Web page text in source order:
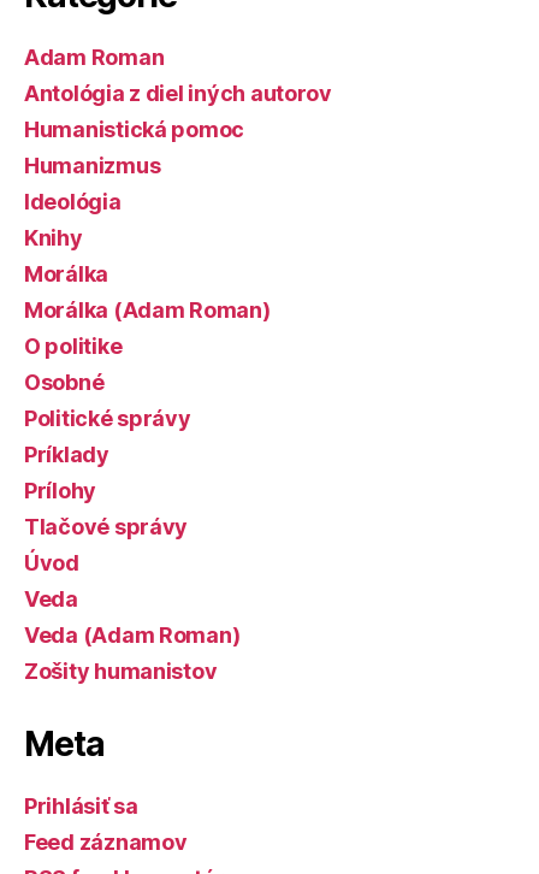
Adam Roman
Antológia z diel iných autorov
Humanistická pomoc
Humanizmus
Ideológia
Knihy
Morálka
Morálka (Adam Roman)
O politike
Osobné
Politické správy
Príklady
Prílohy
Tlačové správy
Úvod
Veda
Veda (Adam Roman)
Zošity humanistov
Meta
Prihlásiť sa
Feed záznamov